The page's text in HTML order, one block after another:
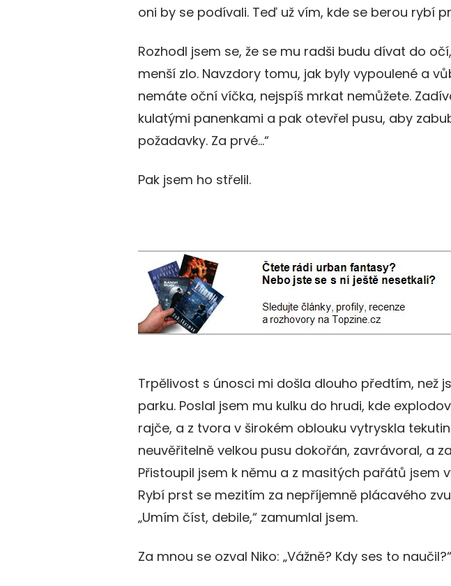
oni by se podívali. Teď už vím, kde se berou rybí
Rozhodl jsem se, že se mu radši budu dívat do
menší zlo. Navzdory tomu, jak byly vypoulené a
nemáte oční víčka, nejspíš mrkat nemůžete.
kulatými panenkami a pak otevřel pusu, aby
požadavky. Za prvé…“
Pak jsem ho střelil.
Trpělivost s únosci mi došla dlouho předtím, než
parku. Poslal jsem mu kulku do hrudi, kde
rajče, a z tvora v širokém oblouku vytryskla
neuvěřitelně velkou pusu dokořán, zavrávoral, a
Přistoupil jsem k němu a z masitých pařátů jsem
Rybí prst se mezitím za nepříjemně plácavého
„Umím číst, debile,“ zamumlal jsem.
Za mnou se ozval Niko: „Vážně? Kdy ses to naučil?“